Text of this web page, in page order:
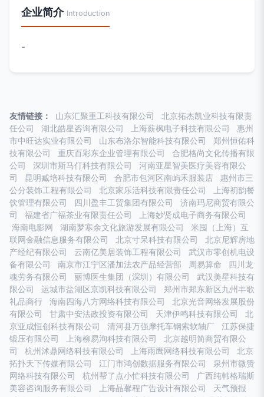
企业简介 Introduction
-
友情链接： 山东汇聚重工科技有限公司
北京拓杰凯业科技有限责
任公司
湖北皓星咨询有限公司 上海薪枫电子科技有限公司
惠州
市中旺达实业有限公司
山东布洛尔智能科技有限公司
郑州恒佑科
技有限公司
重庆百彩东企业管理有限公司
合肥格尚文化传播有限
公司
深圳市斯马仃科技有限公司
河南亚星智美医疗美容有限公
司
昆明臧培科技有限公司 合肥市包河区南屿禾服装店
惠州市三
公分装饰工程有限公司
北京家乐活科技有限责任公司
上海初韵餐
饮管理有限公司
四川盈丰工贸集团有限公司
济南玛尼商贸有限公
司
福建省广福茶业有限责任公司
上海妙贤成电子商务有限公司
海南电影网
湖南梦寒余文化旅游发展有限公司
米囤（上海）互
联网金融信息服务有限公司
北京寸呆科技有限公司
北京尼辉房地
产经纪有限公司
云南亿美居装饰工程有限公司
武汉市零创机电设
备有限公司
南京市江宁区潘加法农产品经营部 周易算命
四川龙
魂劳务有限公司
丽博医生集团（深圳）有限公司
武汉美星科技有
限公司
运城市盐湖区京凯科技有限公司
郑州市郑东新区九州丰歌
礼品商行
海南四海八方网络科技有限公司
北京光音网络发展股份
有限公司
甘肃中安法政投资有限公司 天津伊鸣科技有限公司
北
京亚成恒创科技有限公司
清河县万强摩托车钢索软轴厂
江苏保捷
锻压有限公司
上海柳易洵科技有限公司
北京越明简商贸有限公
司
杭州沭鼎网络科技有限公司 上海雨鹰网络科技有限公司
北京
拓扑天下传媒有限公司
江门市鸿创数据服务有限公司
泉州市微赞
网络科技有限公司
杭州帮了点小忙科技有限公司
广西纯韩格瑞斯
美容咨询服务有限公司
上海晶馨程广告设计有限公司
天气预报